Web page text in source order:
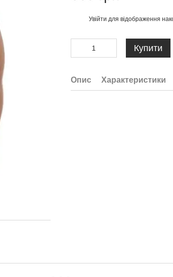
Увійти для відображення
Купити
Опис Характеристики